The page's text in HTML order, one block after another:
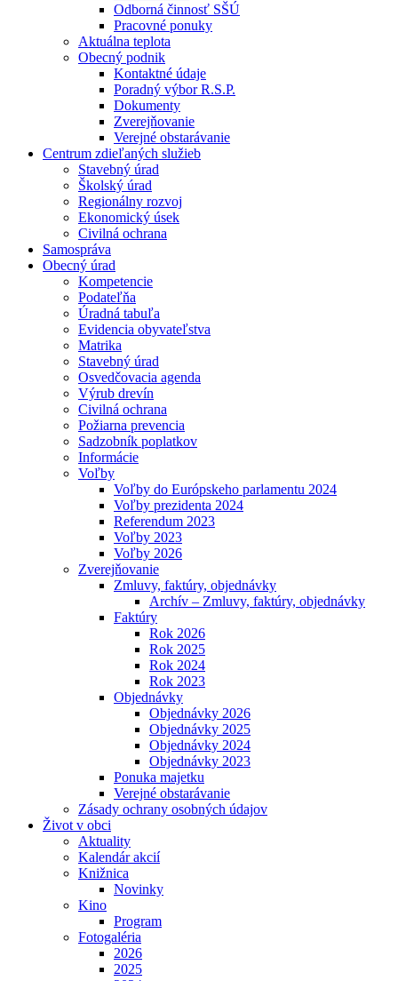
Odborná činnosť SŠÚ
Pracovné ponuky
Aktuálna teplota
Obecný podnik
Kontaktné údaje
Poradný výbor R.S.P.
Dokumenty
Zverejňovanie
Verejné obstarávanie
Centrum zdieľaných služieb
Stavebný úrad
Školský úrad
Regionálny rozvoj
Ekonomický úsek
Civilná ochrana
Samospráva
Obecný úrad
Kompetencie
Podateľňa
Úradná tabuľa
Evidencia obyvateľstva
Matrika
Stavebný úrad
Osvedčovacia agenda
Výrub drevín
Civilná ochrana
Požiarna prevencia
Sadzobník poplatkov
Informácie
Voľby
Voľby do Európskeho parlamentu 2024
Voľby prezidenta 2024
Referendum 2023
Voľby 2023
Voľby 2026
Zverejňovanie
Zmluvy, faktúry, objednávky
Archív – Zmluvy, faktúry, objednávky
Faktúry
Rok 2026
Rok 2025
Rok 2024
Rok 2023
Objednávky
Objednávky 2026
Objednávky 2025
Objednávky 2024
Objednávky 2023
Ponuka majetku
Verejné obstarávanie
Zásady ochrany osobných údajov
Život v obci
Aktuality
Kalendár akcií
Knižnica
Novinky
Kino
Program
Fotogaléria
2026
2025